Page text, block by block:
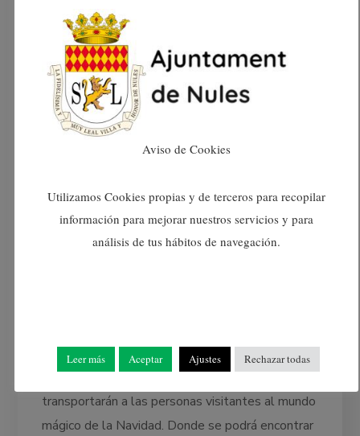
decoraciones y sorpresas navideñas.
La Casa de Papá Noel es un espacio decorado y
ambientado con varios escenarios temáticos que
transportarán a las personas visitantes al mundo
mágico de la Navidad. Donde se podrá encontrar
Aviso de Cookies
Utilizamos Cookies propias y de terceros para recopilar
información para mejorar nuestros servicios y para
análisis de tus hábitos de navegación.
Leer más Aceptar Ajustes Rechazar todas